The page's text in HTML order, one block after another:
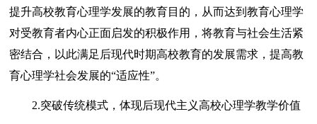
提升高校教育心理学发展的教育目的，从而达到教育心理学
对受教育者内心正面启发的积极作用，将教育与社会生活紧
密结合，以此满足后现代时期高校教育的发展需求，提高教
育心理学社会发展的“适应性”。
2.突破传统模式，体现后现代主义高校心理学教学价值